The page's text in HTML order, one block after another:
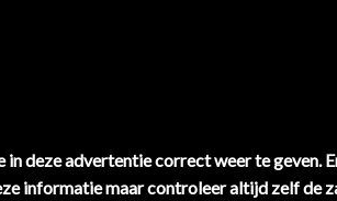
deze advertentie correct weer te geven.
informatie maar controleer altijd zelf de